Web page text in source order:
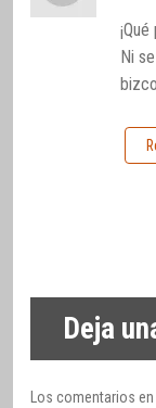
Ni
Deja
Los comentarios